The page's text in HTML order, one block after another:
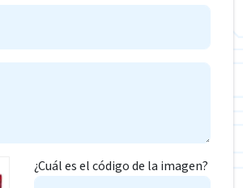
¿Cuál es el código de la imagen?